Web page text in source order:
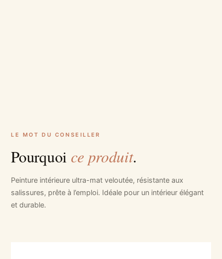
LE MOT DU CONSEILLER
Pourquoi ce produit.
Peinture intérieure ultra-mat veloutée, résistante aux
salissures, prête à l’emploi. Idéale pour un intérieur élégant
et durable.